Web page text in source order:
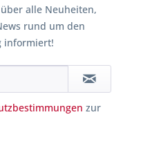
alle Neuheiten,
rund um den
informiert!
zur